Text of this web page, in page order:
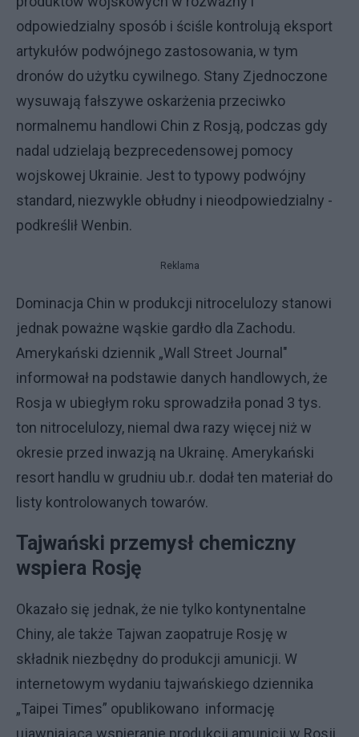
odpowiedzialny sposób i ściśle kontrolują eksport
artykułów podwójnego zastosowania, w tym
dronów do użytku cywilnego. Stany Zjednoczone
wysuwają fałszywe oskarżenia przeciwko
normalnemu handlowi Chin z Rosją, podczas gdy
nadal udzielają bezprecedensowej pomocy
wojskowej Ukrainie. Jest to typowy podwójny
standard, niezwykle obłudny i nieodpowiedzialny -
podkreślił Wenbin.
Reklama
Dominacja Chin w produkcji nitrocelulozy stanowi
jednak poważne wąskie gardło dla Zachodu.
Amerykański dziennik „Wall Street Journal"
informował na podstawie danych handlowych, że
Rosja w ubiegłym roku sprowadziła ponad 3 tys.
ton nitrocelulozy, niemal dwa razy więcej niż w
okresie przed inwazją na Ukrainę. Amerykański
resort handlu w grudniu ub.r. dodał ten materiał do
listy kontrolowanych towarów.
Tajwański przemysł chemiczny
wspiera Rosję
Okazało się jednak, że nie tylko kontynentalne
Chiny, ale także Tajwan zaopatruje Rosję w
składnik niezbędny do produkcji amunicji. W
internetowym wydaniu tajwańskiego dziennika
„Taipei Times” opublikowano informację
ujawniającą wspieranie produkcji amunicji w Rosji